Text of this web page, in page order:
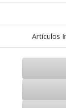
Artículos